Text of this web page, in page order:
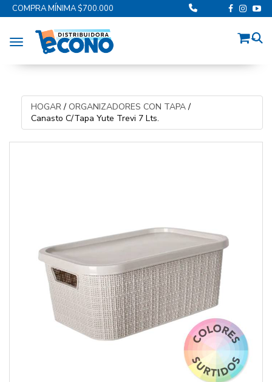
COMPRA MÍNIMA $700.000
Toggle navigation
HOGAR/ ORGANIZADORES CON TAPA /
Canasto C/Tapa Yute Trevi 7 Lts.